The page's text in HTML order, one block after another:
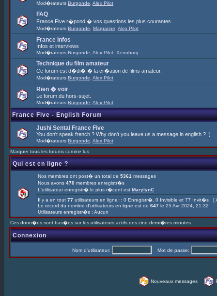
Mod�rateurs Burgonde Alex Pilot
FAQ
France Five r�pond � vos questions les plus courantes.
Mod�rateurs Burgonde Margarine Alex Pilot
France Infos
Infos et interviews
Mod�rateurs Burgonde Alex Pilot Xenoborg
Technique du film amateur
Ce forum est d�di� � la cr�ation de films amateur.
Mod�rateurs Burgonde Alex Pilot
Rien � voir
Le forum du hors-sujet.
Mod�rateurs Burgonde Alex Pilot
France Five - English Forum
Jushi Sentai France Five
You don't speak french ? Why don't you leave us a message in english ? :)
Mod�rateurs Burgonde Alex Pilot
Marquer tous les forums comme lus
Qui est en ligne ?
Nos membres ont post� un total de 5361 messages
Nous avons 470 membres enregistr�s
L'utilisateur enregistr� le plus r�cent est MarylynC
Il y a en tout 77 utilisateurs en ligne :: 0 Enregistr�, 0 Invisible et 77 Invit�s [
Le record du nombre d'utilisateurs en ligne est de 647 le 25 Avr 2024, 21:32
Utilisateurs enregistr�s : Aucun
Ces donn�es sont bas�es sur les utilisateurs actifs des cinq derni�res minutes
Connexion
Nom d'utilisateur: Mot de passe:
Nouveaux messages